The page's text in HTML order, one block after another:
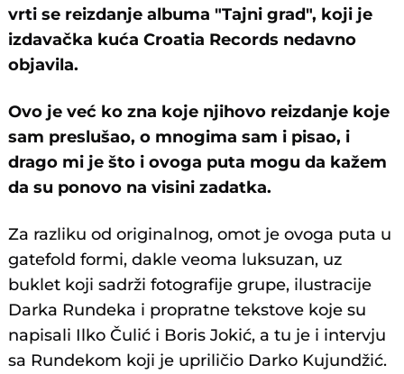
vrti se reizdanje albuma "Tajni grad", koji je
izdavačka kuća Croatia Records nedavno
objavila.
Ovo je već ko zna koje njihovo reizdanje koje
sam preslušao, o mnogima sam i pisao, i
drago mi je što i ovoga puta mogu da kažem
da su ponovo na visini zadatka.
Za razliku od originalnog, omot je ovoga puta u
gatefold formi, dakle veoma luksuzan, uz
buklet koji sadrži fotografije grupe, ilustracije
Darka Rundeka i propratne tekstove koje su
napisali Ilko Čulić i Boris Jokić, a tu je i intervju
sa Rundekom koji je upriličio Darko Kujundžić.